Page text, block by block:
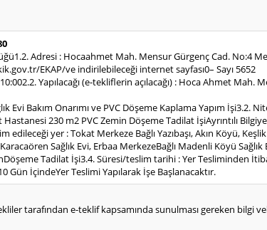
Adresi : Hocaahmet Mah. Mensur Gürgenç Cad. No:4
EKAP/ve indirilebileceği internet sayfası0– Sayı 5652
Yapılacağı (e-tekliflerin açılacağı) : Hoca Ahmet
Evi Bakım Onarımı ve PVC Döşeme Kaplama Yapım
230 m2 PVC Zemin Döşeme Tadilat İşiAyrıntılı
edileceği yer : Tokat Merkeze Bağlı Yazıbaşı, Akın Köyü,
Sağlık Evi, Erbaa MerkezeBağlı Madenli Köyü
Tadilat İşi3.4. Süresi/teslim tarihi : Yer Tesliminden
Gün İçindeYer Teslimi Yapılarak İşe Başlanacaktır.
tarafından e-teklif kapsamında sunulması gereken bilgi